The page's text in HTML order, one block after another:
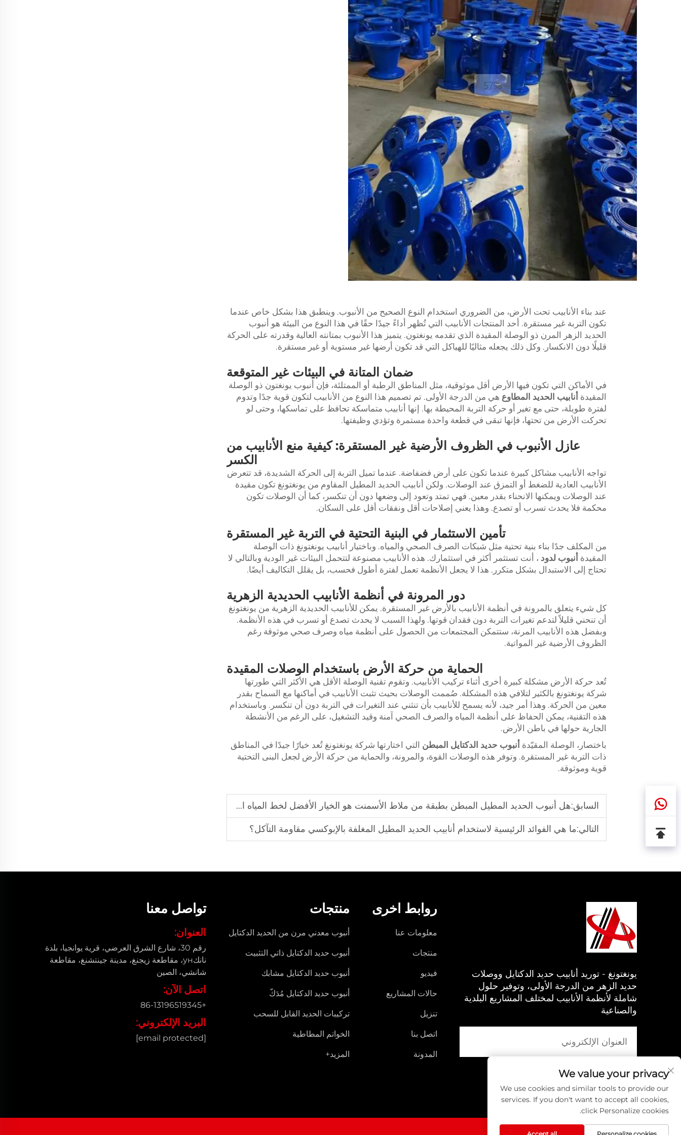
عند بناء الأنابيب تحت الأرض، من الضروري استخدام النوع الصحيح من الأنبوب. وينطبق هذا بشكل خاص عندما
تكون التربة غير مستقرة. أحد المنتجات الأنابيب التي تُظهر أداءً جيدًا حقًا في هذا النوع من البيئة هو أنبوب
الحديد الزهر المرن ذو الوصلة المقيدة الذي تقدمه يونغتون. يتميز هذا الأنبوب بمتانته العالية وقدرته على الحركة
قليلًا دون الانكسار. وكل ذلك يجعله مثاليًا للهياكل التي قد تكون أرضها غير مستوية أو غير مستقرة.
ضمان المتانة في البيئات غير المتوقعة
في الأماكن التي تكون فيها الأرض أقل موثوقية، مثل المناطق الرطبة أو الممتلئة، فإن أنبوب يونغتون ذو الوصلة
المقيدة أنابيب الحديد المطاوع هي من الدرجة الأولى. تم تصميم هذا النوع من الأنابيب لتكون قوية جدًا وتدوم
لفترة طويلة، حتى مع تغير أو حركة التربة المحيطة بها. إنها أنابيب متماسكة تحافظ على تماسكها، وحتى لو
تحركت الأرض من تحتها، فإنها تبقى في قطعة واحدة مستمرة وتؤدي وظيفتها.
عازل الأنبوب في الظروف الأرضية غير المستقرة: كيفية منع الأنابيب من
الكسر
تواجه الأنابيب مشاكل كبيرة عندما تكون على أرض فضفاضة. عندما تميل التربة إلى الحركة الشديدة، قد تتعرض
الأنابيب العادية للضغط أو التمزق عند الوصلات. ولكن أنابيب الحديد المطيل المقاوم من يونغتونغ تكون مقيدة
عند الوصلات ويمكنها الانحناء بقدر معين. فهي تمتد وتعود إلى وضعها دون أن تنكسر، كما أن الوصلات تكون
محكمة فلا يحدث تسرب أو تصدع. وهذا يعني إصلاحات أقل ونفقات أقل على السكان.
تأمين الاستثمار في البنية التحتية في التربة غير المستقرة
من المكلف جدًا بناء بنية تحتية مثل شبكات الصرف الصحي والمياه. وباختيار أنابيب يونغتونغ ذات الوصلة
المقيدة أنبوب لدود ، أنت تستثمر أكثر في استثمارك. هذه الأنابيب مصنوعة لتتحمل البيئات غير الودية وبالتالي لا
تحتاج إلى الاستبدال بشكل متكرر. هذا لا يجعل الأنظمة تعمل لفترة أطول فحسب، بل يقلل التكاليف أيضًا.
دور المرونة في أنظمة الأنابيب الحديدية الزهرية
كل شيء يتعلق بالمرونة في أنظمة الأنابيب بالأرض غير المستقرة. يمكن للأنابيب الحديدية الزهرية من يونغتونغ
أن تنحني قليلاً لتدعم تغيرات التربة دون فقدان قوتها. ولهذا السبب لا يحدث تصدع أو تسرب في هذه الأنظمة.
وبفضل هذه الأنابيب المرنة، ستتمكن المجتمعات من الحصول على أنظمة مياه وصرف صحي موثوقة رغم
الظروف الأرضية غير المواتية.
الحماية من حركة الأرض باستخدام الوصلات المقيدة
تُعد حركة الأرض مشكلة كبيرة أخرى أثناء تركيب الأنابيب. وتقوم تقنية الوصلة الأقل هي الأكثر التي طورتها
شركة يونغتونغ بالكثير لتلافي هذه المشكلة. صُممت الوصلات بحيث تثبت الأنابيب في أماكنها مع السماح بقدر
معين من الحركة. وهذا أمر جيد، لأنه يسمح للأنابيب بأن تنثني عند التغيرات في التربة دون أن تنكسر. وباستخدام
هذه التقنية، يمكن الحفاظ على أنظمة المياه والصرف الصحي آمنة وقيد التشغيل، على الرغم من الأنشطة
الجارية حولها في باطن الأرض.
باختصار، الوصلة المقيّدة أنبوب حديد الدكتايل المبطن التي اختارتها شركة يونغتونغ تُعد خيارًا جيدًا في المناطق
ذات التربة غير المستقرة. وتوفر هذه الوصلات القوة، والمرونة، والحماية من حركة الأرض لجعل البنى التحتية
قوية وموثوقة.
السابق:هل أنبوب الحديد المطيل المبطن بطبقة من ملاط الأسمنت هو الخيار الأفضل لخط المياه الرئيسي الخاص بك؟
التالي:ما هي الفوائد الرئيسية لاستخدام أنابيب الحديد المطيل المغلفة بالإبوكسي مقاومة التآكل؟
يونغتونغ - توريد أنابيب حديد الدكتايل ووصلات
حديد الزهر من الدرجة الأولى، وتوفير حلول
شاملة لأنظمة الأنابيب لمختلف المشاريع البلدية
والصناعية
روابط اخرى
معلومات عنا
منتجات
فيديو
حالات المشاريع
تنزيل
اتصل بنا
المدونة
منتجات
أنبوب معدني مرن من الحديد الدكتايل
أنبوب حديد الدكتايل ذاتي التثبيت
أنبوب حديد الدكتايل مشابك
أنبوب حديد الدكتايل مُدَكّ
تركيبات الحديد القابل للسحب
الخواتم المطاطية
المزيد+
تواصل معنا
العنوان:
رقم 30، شارع الشرق العرضي، قرية يوانجيا، بلدة
نانكун، مقاطعة زيجنغ، مدينة جينتشنغ، مقاطعة
شانشي، الصين
اتصل الآن:
+86-13196519345
البريد الإلكتروني:
[email protected]
We value your privacy
We use cookies and similar tools to provide our
services. If you don't want to accept all cookies,
click Personalize cookies.